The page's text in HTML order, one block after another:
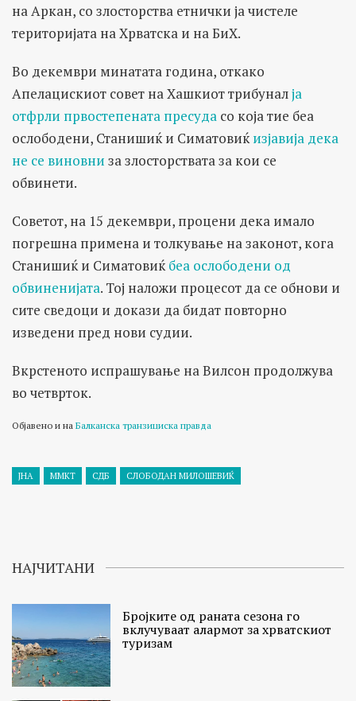
на Аркан, со злосторства етнички ја чистеле
територијата на Хрватска и на БиХ.
Во декември минатата година, откако
Апелацискиот совет на Хашкиот трибуналја
отфрли првостепената пресуда со која тие беа
ослободени, Станишиќ и Симатовиќизјавија дека
не се виновни за злосторствата за кои се
обвинети.
Советот, на 15 декември, процени дека имало
погрешна примена и толкување на законот, кога
Станишиќ и Симатовиќбеа ослободени од
обвиненијата. Тој наложи процесот да се обнови и
сите сведоци и докази да бидат повторно
изведени пред нови судии.
Вкрстеното испрашување на Вилсон продолжува
во четврток.
Објавено и на Балканска транзициска правда
ЈНА ММКТ СДБ СЛОБОДАН МИЛОШЕВИЌ
НАЈЧИТАНИ
Бројките од раната сезона го
вклучуваат алармот за хрватскиот
туризам